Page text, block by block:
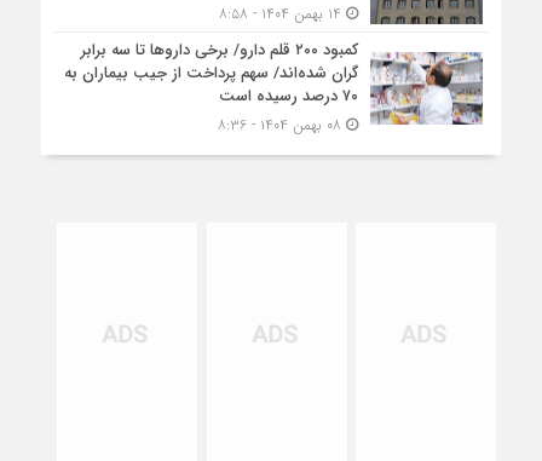
کمبود ۲۰۰ قلم دارو/ برخی داروها تا سه برابر
گران شده‌اند/ سهم پرداخت از جیب بیماران به
۷۰ درصد رسیده است